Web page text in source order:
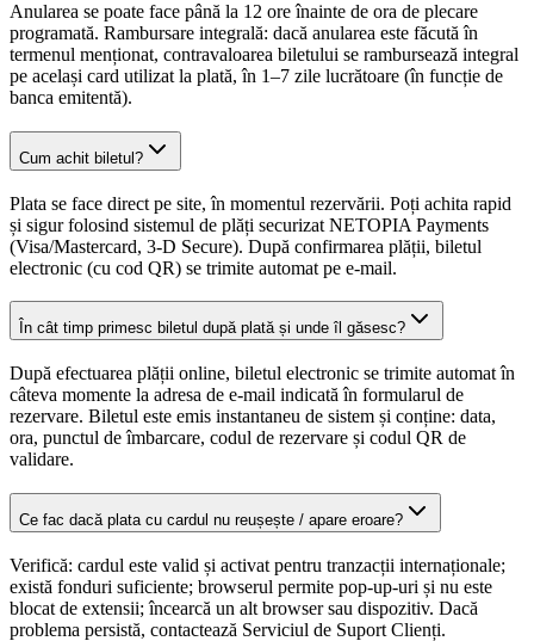
Anularea se poate face până la 12 ore înainte de ora de plecare
programată. Rambursare integrală: dacă anularea este făcută în
termenul menționat, contravaloarea biletului se rambursează integral
pe același card utilizat la plată, în 1–7 zile lucrătoare (în funcție de
banca emitentă).
Cum achit biletul?
Plata se face direct pe site, în momentul rezervării. Poți achita rapid
și sigur folosind sistemul de plăți securizat NETOPIA Payments
(Visa/Mastercard, 3-D Secure). După confirmarea plății, biletul
electronic (cu cod QR) se trimite automat pe e-mail.
În cât timp primesc biletul după plată și unde îl găsesc?
După efectuarea plății online, biletul electronic se trimite automat în
câteva momente la adresa de e-mail indicată în formularul de
rezervare. Biletul este emis instantaneu de sistem și conține: data,
ora, punctul de îmbarcare, codul de rezervare și codul QR de
validare.
Ce fac dacă plata cu cardul nu reușește / apare eroare?
Verifică: cardul este valid și activat pentru tranzacții internaționale;
există fonduri suficiente; browserul permite pop-up-uri și nu este
blocat de extensii; încearcă un alt browser sau dispozitiv. Dacă
problema persistă, contactează Serviciul de Suport Clienți.